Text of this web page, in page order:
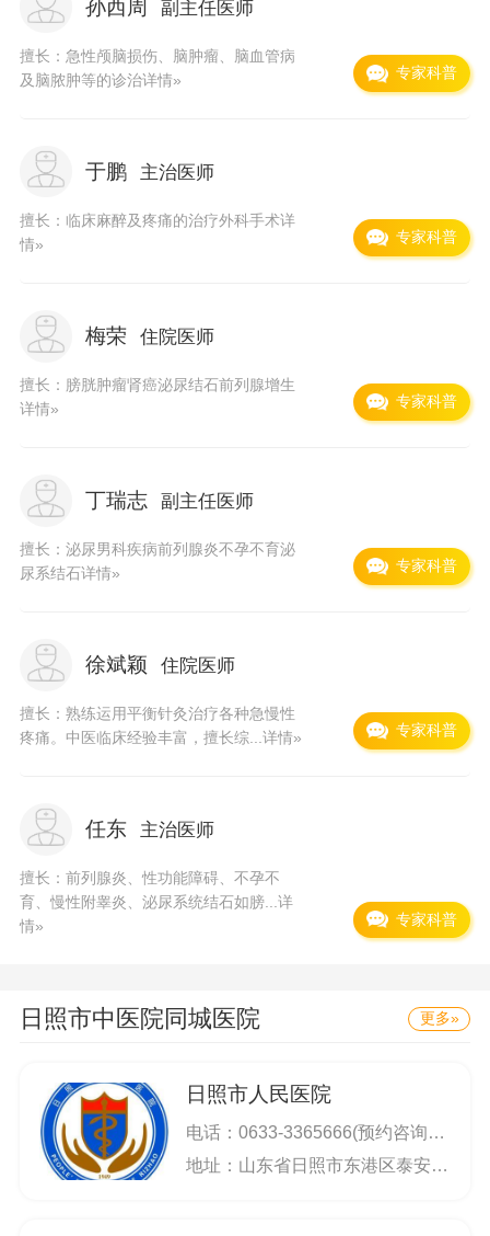
科等是医院的重点专科，部分临床项目达到省内
或国内中医系统先进水平。外科系统顺利开展了
包括肝、肾移植在内的各种高难度手术，内科系
疗技术等。日照市中医院承担着山东中医药大
等十几所医学院校的临床授课、带教、实习任
物发表论文400余篇，省市级科研成果146项。
医院环境优美，服务设施齐全。院区内设有中央
空调、24小时热水系统、有线电视、宽带网络、
独立卫生间（含洗浴设施）、电话等服务设施。
亭画廊、背景音乐、涌泉和灯光设施，是日照市
市级"文明单位"和"花园式"单位。春风化雨结硕
果，杏林深处著新花。日照市中医院先后被表彰
医院"、全省卫生系统"诚信建设先进单位"等荣誉
心"的服务宗旨，与时俱进，犹如雨后春笋焕发出
孙西周 副主任医师
擅长：急性颅脑损伤、脑肿瘤、脑血管病
及脑脓肿等的诊治详情» 专家科普
于鹏 主治医师
擅长：临床麻醉及疼痛的治疗外科手术详
情»
专家科普
梅荣 住院医师
擅长：膀胱肿瘤肾癌泌尿结石前列腺增生
详情»
专家科普
丁瑞志 副主任医师
擅长：泌尿男科疾病前列腺炎不孕不育泌
尿系结石详情» 专家科普
徐斌颖 住院医师
擅长：熟练运用平衡针灸治疗各种急慢性
疼痛。中医临床经验丰富，擅长综...详情» 专家科普
任东 主治医师
擅长：前列腺炎、性功能障碍、不孕不
育、慢性附睾炎、泌尿系统结石如膀...详
情»
专家科普
日照市中医院同城医院 更多»
日照市人民医院
电话： 0633-3365666(预约咨询电话),0633-3365206(服务台),0633-3365210(门诊部)
地址：山东省日照市东港区泰安路126号